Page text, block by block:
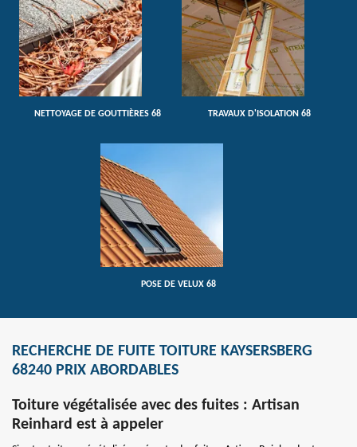
NETTOYAGE DE GOUTTIÈRES 68 TRAVAUX D'ISOLATION 68
POSE DE VELUX 68
RECHERCHE DE FUITE TOITURE KAYSERSBERG
68240 PRIX ABORDABLES
Toiture végétalisée avec des fuites : Artisan
Reinhard est à appeler